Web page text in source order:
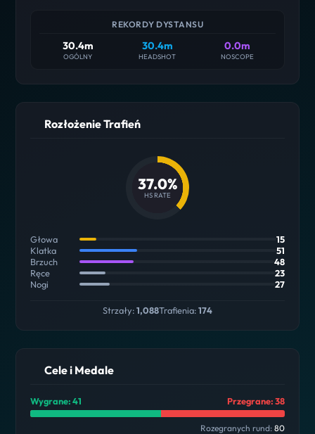
REKORDY DYSTANSU
30.4m
OGÓLNY
30.4m
HEADSHOT
0.0m
NOSCOPE
Rozłożenie Trafień
37.0%
HS RATE
Głowa
15
Klatka
51
Brzuch
48
Ręce
23
Nogi
27
Strzały:1,088Trafienia:174
Cele i Medale
Wygrane: 41 Przegrane: 38
Rozegranych rund: 80